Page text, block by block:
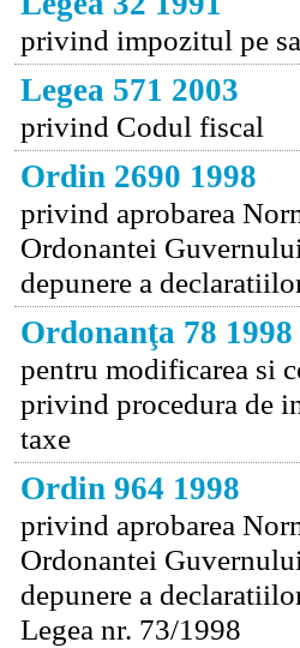
privind impozitul pe
Legea 571 2003
privind Codul fiscal
Ordin 2690 1998
privind aprobarea
Ordonantei
depunere a
Ordonanţa 78 1998
pentru modificarea si
privind procedura de
taxe
Ordin 964 1998
privind aprobarea
Ordonantei
depunere a
Legea nr. 73/1998